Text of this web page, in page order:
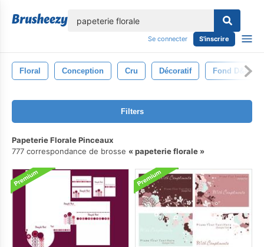
Se connecter S'inscrire
Floral Conception Cru Décoratif Fond
Filters
Papeterie Florale Pinceaux
777 correspondance de brosse
papeterie florale